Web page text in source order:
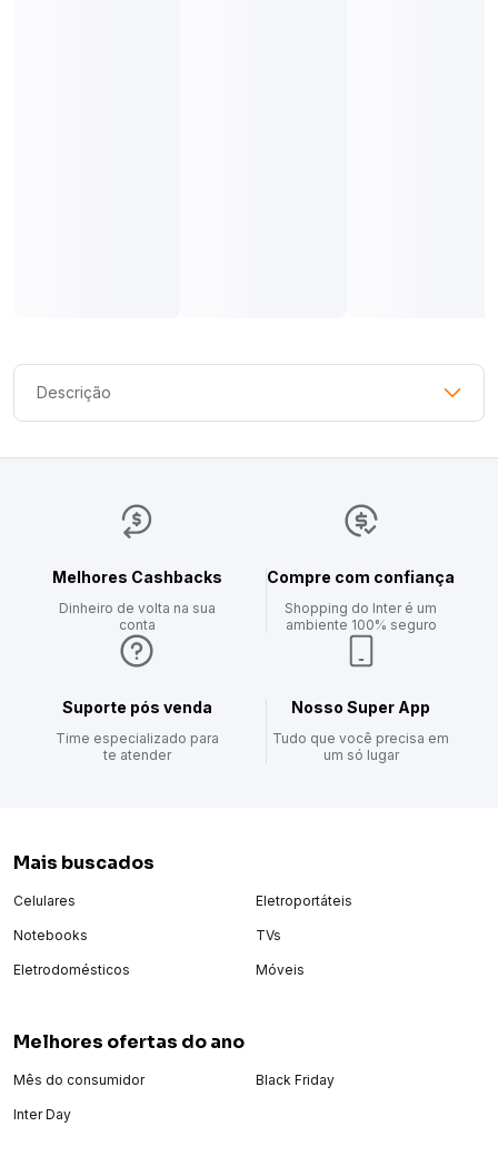
Descrição
Com modelo clássico, o tênis adidas Breaknet traz as listras
para respirabilidade, forro acolchoado e solado resistente ao
Um tênis masculino versátil para usar com peças que vão da
Conte com a Adidas para complementar o seu look urbano!
Melhores Cashbacks
Dinheiro de volta na sua
conta
Compre com confiança
Shopping do Inter é um
ambiente 100% seguro
Suporte pós venda
Time especializado para
te atender
Nosso Super App
Tudo que você precisa em
um só lugar
Mais buscados
Celulares
Notebooks
Eletrodomésticos
Eletroportáteis
TVs
Móveis
Melhores ofertas do ano
Mês do consumidor
Inter Day
Black Friday